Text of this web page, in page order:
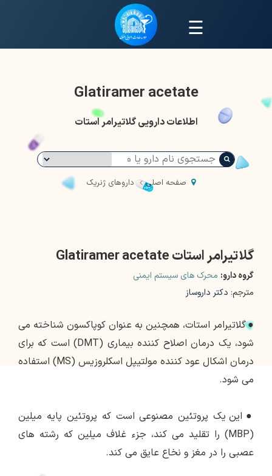
☰
Glatiramer acetate
اطلاعات دارویی گلاتیرامر استات
صفحه اصلی داروهای ژنریک
گلاتیرامر استات Glatiramer acetate
گروه دارو: محرک های سیستم ایمنی
مترجم: دکتر داروساز
●گلاتیرامر استات، همچنین به عنوان کوپاکسون شناخته می
شود، یک درمان اصلاح کننده بیماری (DMT) است که برای
درمان اشکال عود کننده مولتیپل اسکلروزیس (MS) استفاده
می شود.
● این یک پروتئین مصنوعی است که پروتئین پایه میلین
(MBP) را تقلید می کند، جزء غلاف میلین که رشته های
عصبی را در مغز و نخاع عایق می کند.